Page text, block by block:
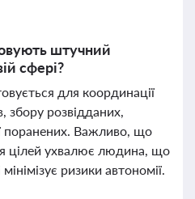
штучний
сфері?
для координації
збору розвідданих,
поранених. Важливо, що
цілей ухвалює людина, що
ризики автономії.